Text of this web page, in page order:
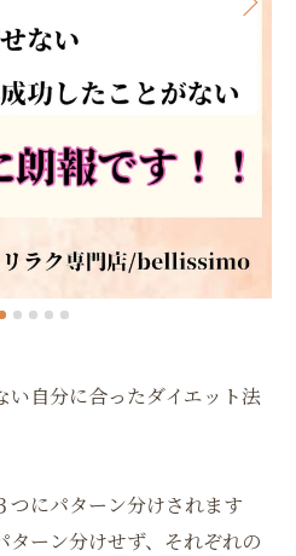
い自分に合ったダイエット法
つにパターン分けされます
ターン分けせず、それぞれの